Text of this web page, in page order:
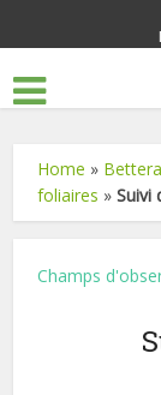
Home »
foliaires »Suivi
Champs